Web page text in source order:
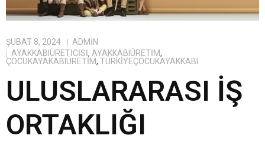
ŞUBAT 8, 2024
ADMIN
AYAKKABIÜRETICISI, AYAKKABIÜRETIM,
ÇOCUKAYAKABIÜRETIM, TÜRKIYEÇOCUKAYAKKABI
ULUSLARARASI İŞ
ORTAKLIĞI